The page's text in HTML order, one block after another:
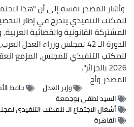
وأشار المصدر نفسه إلى أن "هذا
للمكتب التنفيذي يندرج في إطار
المشتركة القانونية والقضائية العربية,
للمكتب التنفيذي للمجلس، المزمع
2026 بالجزائر".
المصدروأج
وزير العدل
حافظ
السيد لطفي بوجمعة
أشغال الاجتماع الـ للمكتب التنفيذي
القاهرة